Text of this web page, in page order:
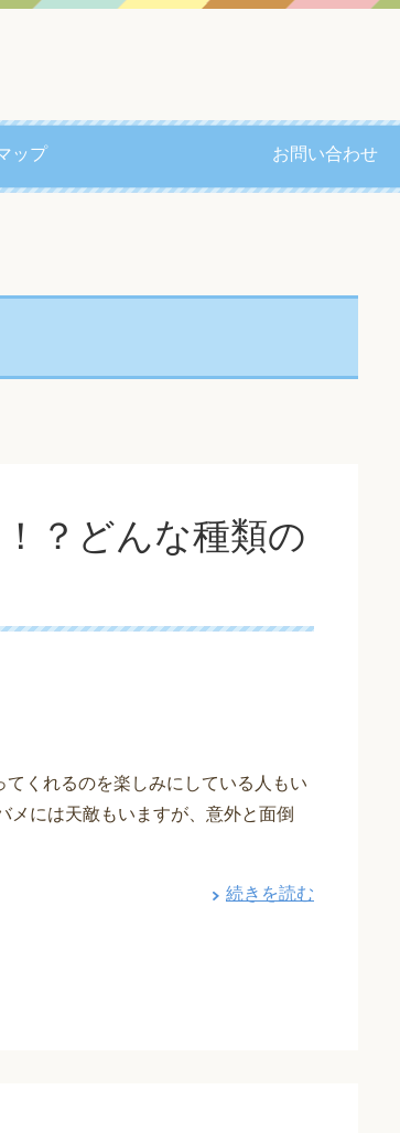
ップ お問い合わせ
？どんな種類の
てくれるのを楽しみにしている人もい
メには天敵もいますが、意外と面倒
続きを読む